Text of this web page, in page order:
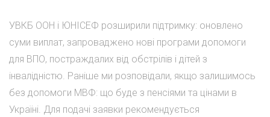
УВКБ ООН і ЮНІСЕФ розширили підтримку: оновлено
суми виплат, запроваджено нові програми допомоги
для ВПО, постраждалих від обстрілів і дітей з
інвалідністю. Раніше ми розповідали, якщо залишимось
без допомоги МВФ: що буде з пенсіями та цінами в
Україні. Для подачі заявки рекомендується